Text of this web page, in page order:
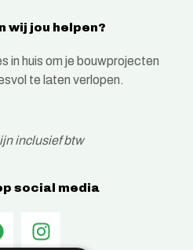
wij jou helpen?
in huis om je bouwprojecten
te laten verlopen.
inclusief btw
social media